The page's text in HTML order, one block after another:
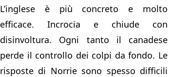
L’inglese è più concreto e molto
efficace. Incrocia e chiude con
disinvoltura. Ogni tanto il canadese
perde il controllo dei colpi da fondo. Le
risposte di Norrie sono spesso difficili